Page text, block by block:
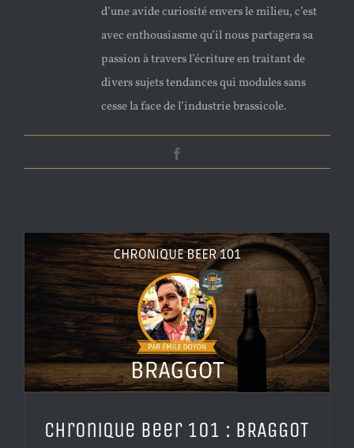
d’une avide curiosité envers le milieu, c’est
avec enthousiasme qu’il nous partagera sa
passion à travers l’écriture en traitant de
divers sujets tendances qui modules sans
cesse la face de l’industrie brassicole.
Chronique Beer 101 : BRAGGOT